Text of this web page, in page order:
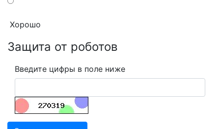
Хорошо
Защита от роботов
Введите цифры в поле ниже